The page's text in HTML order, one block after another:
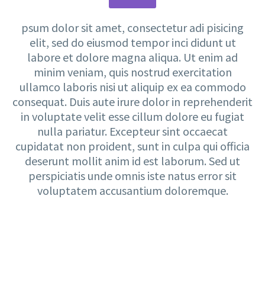
psum dolor sit amet, consectetur adi pisicing
elit, sed do eiusmod tempor inci didunt ut
labore et dolore magna aliqua. Ut enim ad
minim veniam, quis nostrud exercitation
ullamco laboris nisi ut aliquip ex ea commodo
consequat. Duis aute irure dolor in reprehenderit
in voluptate velit esse cillum dolore eu fugiat
nulla pariatur. Excepteur sint occaecat
cupidatat non proident, sunt in culpa qui officia
deserunt mollit anim id est laborum. Sed ut
perspiciatis unde omnis iste natus error sit
voluptatem accusantium doloremque.